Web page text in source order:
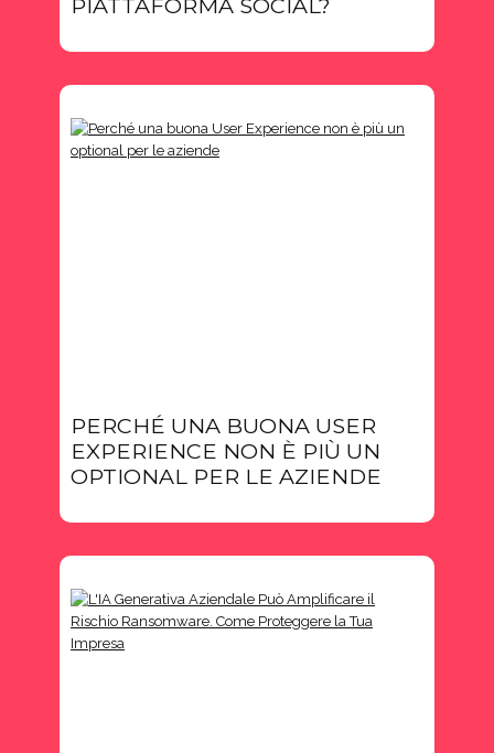
PIATTAFORMA SOCIAL?
PERCHÉ UNA BUONA USER
EXPERIENCE NON È PIÙ UN
OPTIONAL PER LE AZIENDE